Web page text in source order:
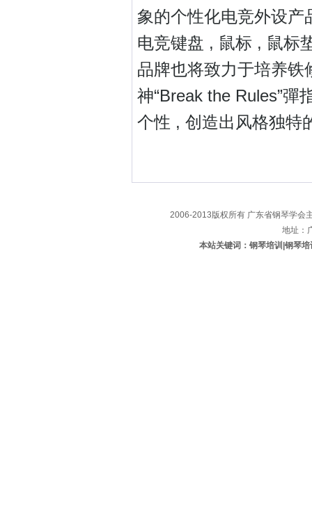
象的个性化电竞外设
电竞键盘 , 鼠标 , 鼠标
品牌也将致力于培养
神“Break the Rules”
个性 , 创造出风格独特
2006-2013版权所有 广东省钢琴学会
地址：
本站关键词：钢琴培训|钢琴